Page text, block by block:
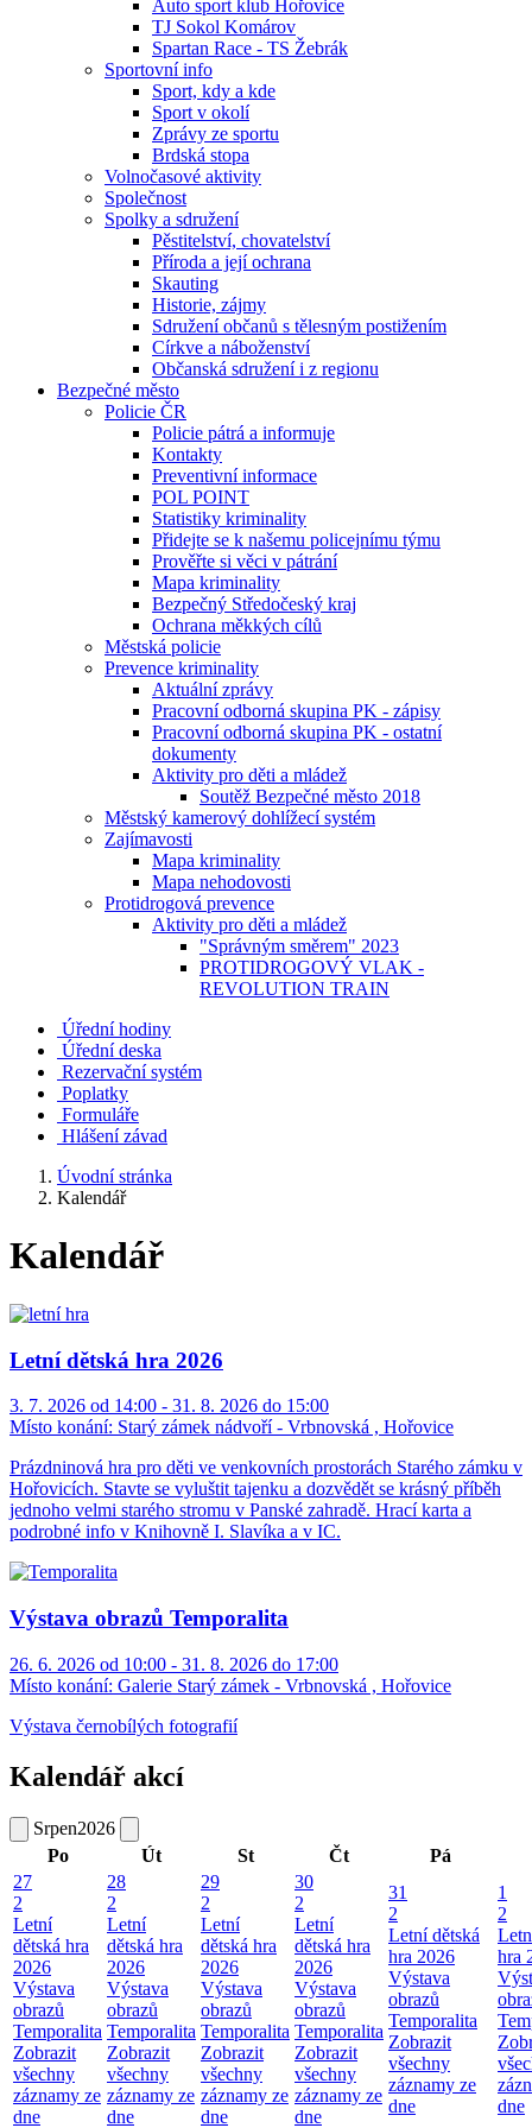
Auto sport klub Hořovice
TJ Sokol Komárov
Spartan Race - TS Žebrák
Sportovní info
Sport, kdy a kde
Sport v okolí
Zprávy ze sportu
Brdská stopa
Volnočasové aktivity
Společnost
Spolky a sdružení
Pěstitelství, chovatelství
Příroda a její ochrana
Skauting
Historie, zájmy
Sdružení občanů s tělesným postižením
Církve a náboženství
Občanská sdružení i z regionu
Bezpečné město
Policie ČR
Policie pátrá a informuje
Kontakty
Preventivní informace
POL POINT
Statistiky kriminality
Přidejte se k našemu policejnímu týmu
Prověřte si věci v pátrání
Mapa kriminality
Bezpečný Středočeský kraj
Ochrana měkkých cílů
Městská policie
Prevence kriminality
Aktuální zprávy
Pracovní odborná skupina PK - zápisy
Pracovní odborná skupina PK - ostatní
dokumenty
Aktivity pro děti a mládež
Soutěž Bezpečné město 2018
Městský kamerový dohlížecí systém
Zajímavosti
Mapa kriminality
Mapa nehodovosti
Protidrogová prevence
Aktivity pro děti a mládež
"Správným směrem" 2023
PROTIDROGOVÝ VLAK -
REVOLUTION TRAIN
Úřední hodiny
Úřední deska
Rezervační systém
Poplatky
Formuláře
Hlášení závad
Úvodní stránka
Kalendář
Kalendář
Letní dětská hra 2026
3. 7. 2026 od 14:00 - 31. 8. 2026 do 15:00
Místo konání: Starý zámek nádvoří - Vrbnovská , Hořovice
Prázdninová hra pro děti ve venkovních prostorách Starého zámku v
Hořovicích. Stavte se vyluštit tajenku a dozvědět se krásný příběh
jednoho velmi starého stromu v Panské zahradě. Hrací karta a
podrobné info v Knihovně I. Slavíka a v IC.
Výstava obrazů Temporalita
26. 6. 2026 od 10:00 - 31. 8. 2026 do 17:00
Místo konání: Galerie Starý zámek - Vrbnovská , Hořovice
Výstava černobílých fotografií
Kalendář akcí
Srpen2026
Po
Út St Čt
Pá
27
2
Letní
dětská hra
2026
Výstava
obrazů
Temporalita
Zobrazit
všechny
záznamy ze
dne
28
2
Letní
dětská hra
2026
Výstava
obrazů
Temporalita
Zobrazit
všechny
záznamy ze
dne
29
2
Letní
dětská hra
2026
Výstava
obrazů
Temporalita
Zobrazit
všechny
záznamy ze
dne
30
2
Letní
dětská hra
2026
Výstava
obrazů
Temporalita
Zobrazit
všechny
záznamy ze
dne
31
2
Letní dětská
hra 2026
Výstava
obrazů
Temporalita
Zobrazit
všechny
záznamy ze
dne
1
2
hra
dne